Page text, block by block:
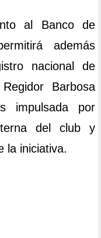
al Banco de
además
nacional de
Barbosa
impulsada por
del club y
la iniciativa.